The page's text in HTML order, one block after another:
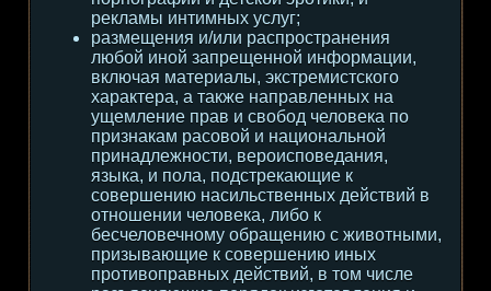
рекламы интимных услуг;
размещения и/или распространения
любой иной запрещенной информации,
включая материалы, экстремистского
характера, а также направленных на
ущемление прав и свобод человека по
признакам расовой и национальной
принадлежности, вероисповедания,
языка, и пола, подстрекающие к
совершению насильственных действий в
отношении человека, либо к
бесчеловечному обращению с животными,
призывающие к совершению иных
противоправных действий, в том числе